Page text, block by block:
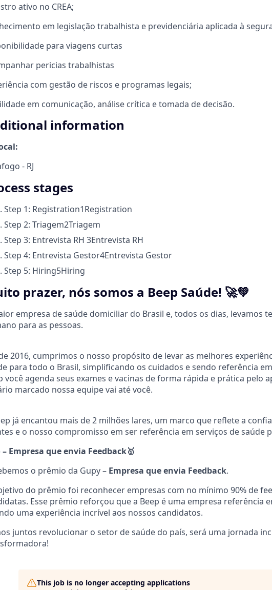
ativo no CREA;
em legislação trabalhista e previdenciária aplicada à
para viagens curtas
pericias trabalhistas
com gestão de riscos e programas legais;
em comunicação, análise crítica e tomada de decisão.
information
- RJ
stages
Step 1: Registration1Registration
Step 2: Triagem2Triagem
Step 3: Entrevista RH 3Entrevista RH
Step 4: Entrevista Gestor4Entrevista Gestor
Step 5: Hiring5Hiring
prazer, nós somos a Beep Saúde! 🚀💚
empresa de saúde domiciliar do Brasil e, todos os dias, levamos
para as pessoas.
2016, cumprimos o nosso propósito de levar as melhores
para todo o Brasil, simplificando os cuidados e sendo referência
você agenda seus exames e vacinas de forma rápida e prática pelo
marcado nossa equipe vai até você.
já encantou mais de 2 milhões lares, um marco que reflete a
e o nosso compromisso em ser referência em serviços de saúde
– Empresa que envia Feedback🥇
o prêmio da Gupy – Empresa que envia Feedback.
do prêmio foi reconhecer empresas com no mínimo 90% de
Esse prêmio reforçou que a Beep é uma empresa referência
uma experiência incrível aos nossos candidatos.
juntos revolucionar o setor de saúde do país, será uma jornada
This job is no longer accepting applications